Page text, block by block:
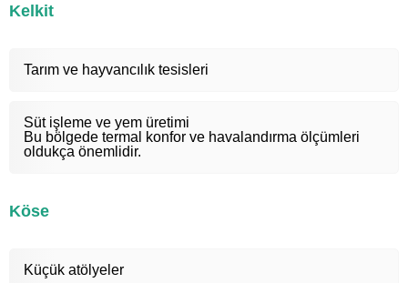
Kelkit
Tarım ve hayvancılık tesisleri
Süt işleme ve yem üretimi
Bu bölgede termal konfor ve havalandırma ölçümleri
oldukça önemlidir.
Köse
Küçük atölyeler